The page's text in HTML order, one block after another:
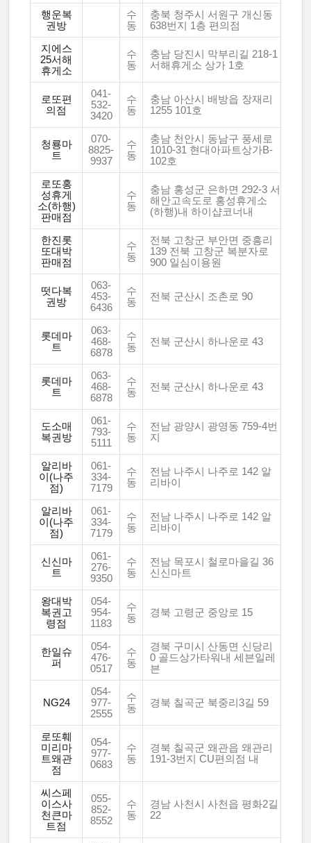
행운복
권방
수
동
충북 청주시 서원구 개신동
638번지 1층 편의점
지에스
25서해
휴게소
수
동
충남 당진시 막부리길 218-1
서해휴게소 상가 1호
로또편
의점
041-
532-
3420
수
동
충남 아산시 배방읍 장재리
1255 101호
청룡마
트
070-
8825-
9937
수
동
충남 천안시 동남구 풍세로
1010-31 현대아파트상가B-
102호
로또홍
성휴게
소(하행)
판매점
수
동
충남 홍성군 은하면 292-3 서
해안고속도로 홍성휴게소
(하행)내 하이샵코너내
한진롯
또대박
판매점
수
동
전북 고창군 부안면 중흥리
139 전북 고창군 복분자로
900 일심이용원
떳다복
권방
063-
453-
6436
수
동
전북 군산시 조촌로 90
롯데마
트
063-
468-
6878
수
동
전북 군산시 하나운로 43
롯데마
트
063-
468-
6878
수
동
전북 군산시 하나운로 43
도소매
복권방
061-
793-
5111
수
동
전남 광양시 광영동 759-4번
지
알리바
이(나주
점)
061-
334-
7179
수
동
전남 나주시 나주로 142 알
리바이
알리바
이(나주
점)
061-
334-
7179
수
동
전남 나주시 나주로 142 알
리바이
신신마
트
061-
276-
9350
수
동
전남 목포시 철로마을길 36
신신마트
왕대박
복권고
령점
054-
954-
1183
수
동
경북 고령군 중앙로 15
한일슈
퍼
054-
476-
0517
수
동
경북 구미시 산동면 신당리
0 골드상가타워내 세븐일레
븐
NG24
054-
977-
2555
수
동
경북 칠곡군 북중리3길 59
로또훼
미리마
트왜관
점
054-
977-
0683
수
동
경북 칠곡군 왜관읍 왜관리
191-3번지 CU편의점 내
씨스페
이스사
천큰마
트점
055-
852-
8552
수
동
경남 사천시 사천읍 평화2길
22